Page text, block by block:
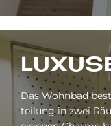
Das Wohn­bad
tei­lung in zwei